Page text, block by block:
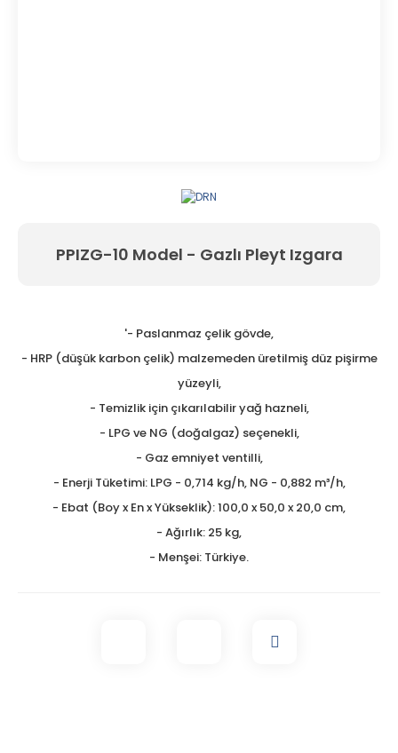
PPIZG-10 Model - Gazlı Pleyt Izgara
'- Paslanmaz çelik gövde,
- HRP (düşük karbon çelik) malzemeden üretilmiş düz pişirme
yüzeyli,
- Temizlik için çıkarılabilir yağ hazneli,
- LPG ve NG (doğalgaz) seçenekli,
- Gaz emniyet ventilli,
- Enerji Tüketimi: LPG - 0,714 kg/h, NG - 0,882 m³/h,
- Ebat (Boy x En x Yükseklik): 100,0 x 50,0 x 20,0 cm,
- Ağırlık: 25 kg,
- Menşei: Türkiye.